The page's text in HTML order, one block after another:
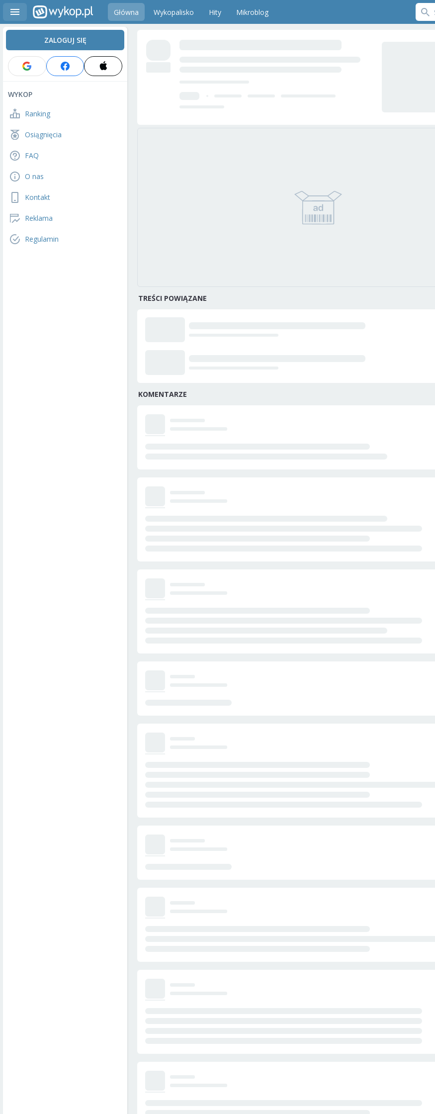
Główna Wykopalisko Hity Mikroblog
ZALOGUJ SIĘ
WYKOP
Ranking
Osiągnięcia
FAQ
O nas
Kontakt
Reklama
Regulamin
TREŚCI POWIĄZANE
KOMENTARZE